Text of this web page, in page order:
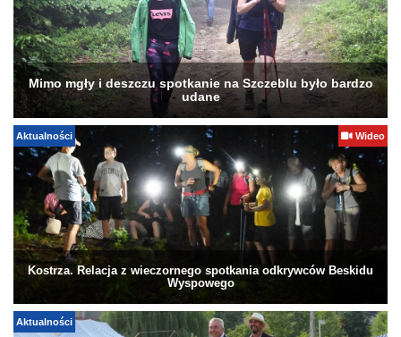
Mimo mgły i deszczu spotkanie na Szczeblu było bardzo
udane
Aktualności Wideo
Kostrza. Relacja z wieczornego spotkania odkrywców Beskidu
Wyspowego
Aktualności